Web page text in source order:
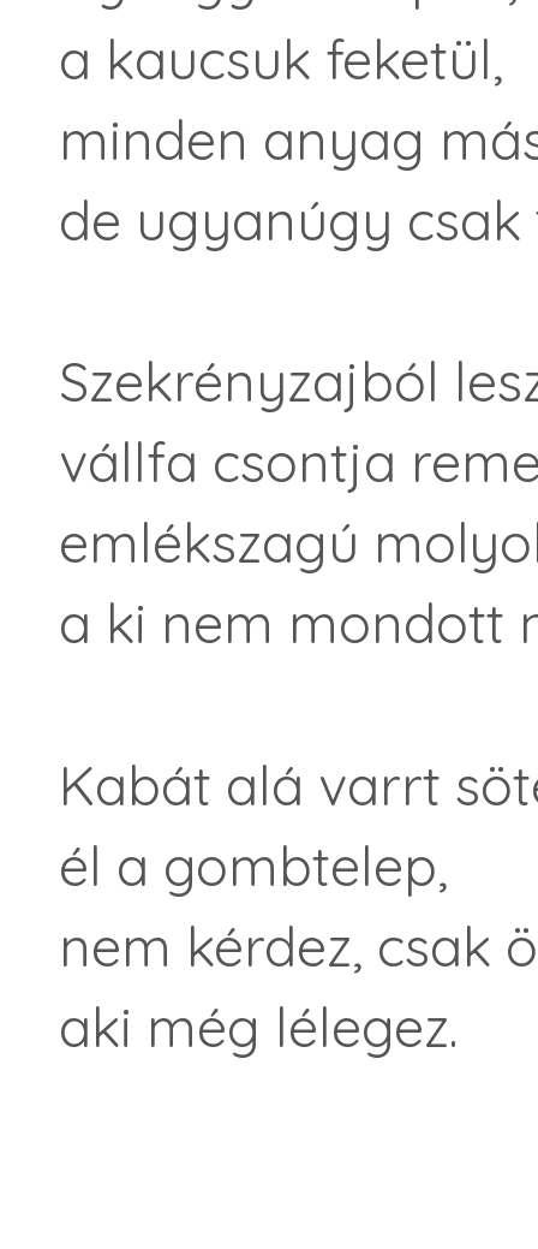
a kaucsuk feketül,
minden anyag
de ugyanúgy csak
Szekrényzajból
vállfa csontja
emlékszagú
a ki nem mondott
Kabát alá varrt
él a gombtelep,
nem kérdez, csak
aki még lélegez.